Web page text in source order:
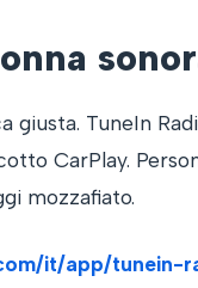
giusta. TuneIn
CarPlay.
mozzafiato.
it/app/